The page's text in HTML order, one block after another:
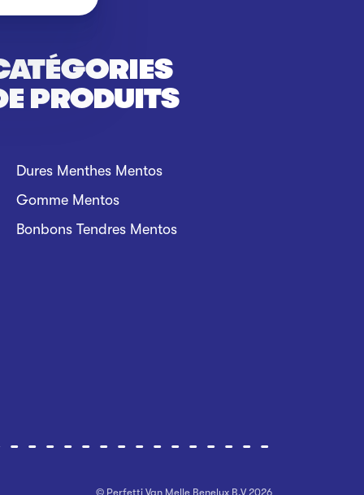
PRODUITS
Dures Menthes Mentos
Gomme Mentos
Bonbons Tendres Mentos
© Perfetti Van Melle Benelux B.V 2026